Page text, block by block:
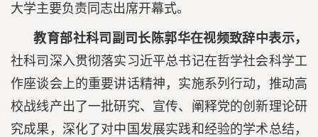
大学主要负责同志出席开幕式。
教育部社科司副司长陈郭华在视频致辞中表示，
社科司深入贯彻落实习近平总书记在哲学社会科学工
作座谈会上的重要讲话精神，实施系列行动，推动高
校战线产出了一批研究、宣传、阐释党的创新理论研
究成果，深化了对中国发展实践和经验的学术总结，